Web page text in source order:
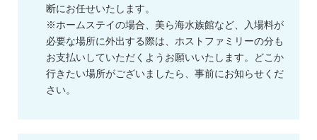
断にお任せいたします。
※ホームステイの場合、美ら海水族館など、入場料が
必要な場所に外出する際は、ホストファミリーの分も
お支払いしていただくようお願いいたします。どこか
行きたい場所がございましたら、事前にお知らせくだ
さい。